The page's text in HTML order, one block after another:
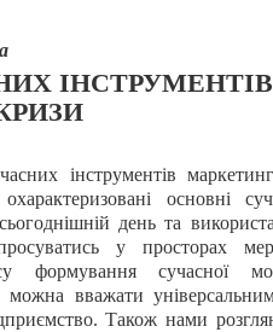
ІНСТРУМЕНТІВ
інструментів
основні
день та
у просторах
формування сучасної
можна вважати
Також нами